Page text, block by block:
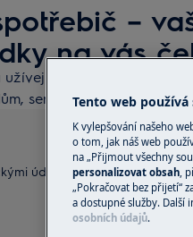
–
na vás
si všech výhod.
servisním i
údaji o spotřebiči
Tento web
K vylepšování našeho
o tom, jak náš web
na „Přijmout všechny
personalizovat obsah,
„Pokračovat bez přijetí“
a dostupné služby. Další
osobních údajů.